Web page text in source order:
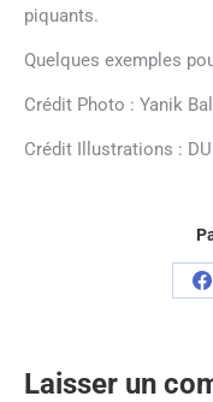
piquants.
Quelques exemples
Crédit Photo : Yanik
Crédit Illustrations :
Laisser un